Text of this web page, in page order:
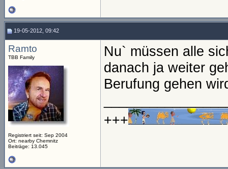
19-05-2012, 09:42
Ramto
TBB Family
Registriert seit: Sep 2004
Ort: nearby Chemnitz
Beiträge: 13.045
Nu` müssen alle
danach ja weiter
Berufung gehen
+++